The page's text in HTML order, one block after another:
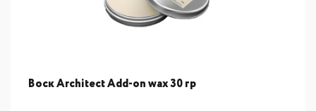
Воск Architect Add-on wax 30 гр